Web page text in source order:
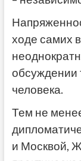
ходе самих
обсуждении
человека.
Тем не
и Москвой,